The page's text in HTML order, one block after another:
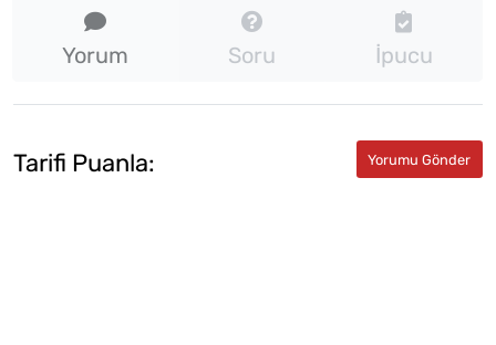
Yorum Soru İpucu
Tarifi Puanla: